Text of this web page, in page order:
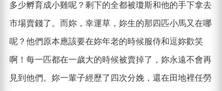
多少孵育成小雞呢？剩下的全都被瓊斯和他的手下拿去
市場賣錢了。而妳，幸運草，妳生的那四匹小馬又在哪
呢？他們原本應該要在妳年老的時候服侍和逗妳歡笑
啊！每一匹都在一歲大的時候被賣掉了，妳永遠不會再
見到他們。妳一輩子經歷了四次分娩，還在田地裡任勞